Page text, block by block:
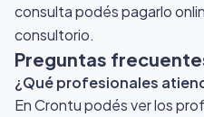
consulta podés pagarlo
consultorio.
Preguntas
¿Qué profesionales
En Crontu podés ver los